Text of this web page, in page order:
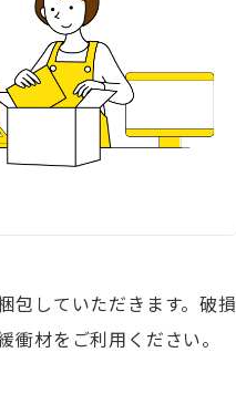
包していただきます。破損
衝材をご利用ください。